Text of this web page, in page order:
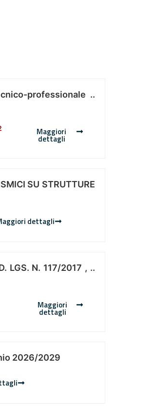
professionale ..
Maggiori
dettagli
SU STRUTTURE
dettagli
LGS. N. 117/2017 , ..
Maggiori
dettagli
2026/2029